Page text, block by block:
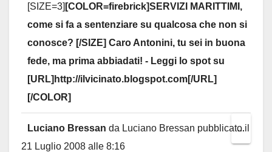
[SIZE=3] [COLOR=firebrick]SERVIZI MARITTIMI,
come si fa a sentenziare su qualcosa che non si
conosce? [/SIZE] Caro Antonini, tu sei in buona
fede, ma prima abbiadati! - Leggi lo spot su
[URL]http://ilvicinato.blogspot.com[/URL]
[/COLOR]
Luciano Bressan da Luciano Bressan pubblicato il
21 Luglio 2008 alle 8:16
...Toggle
this